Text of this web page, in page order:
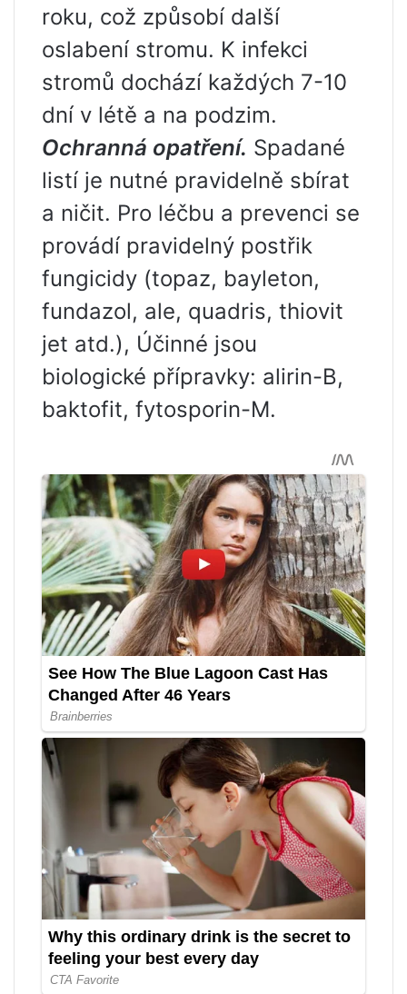
roku, což způsobí další
oslabení stromu. K infekci
stromů dochází každých 7-10
dní v létě a na podzim.
Ochranná opatření. Spadané
listí je nutné pravidelně sbírat
a ničit. Pro léčbu a prevenci se
provádí pravidelný postřik
fungicidy (topaz, bayleton,
fundazol, ale, quadris, thiovit
jet atd.), Účinné jsou
biologické přípravky: alirin-B,
baktofit, fytosporin-M.